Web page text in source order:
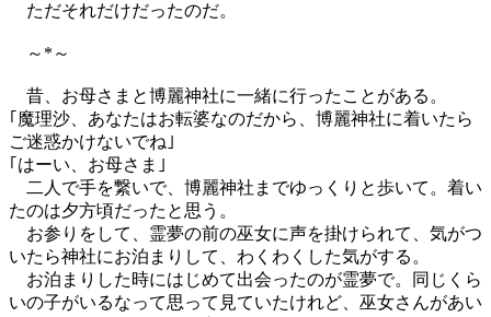
ただそれだけだったのだ。
～*～
昔、お母さまと博麗神社に一緒に行ったことがある。
｢魔理沙、あなたはお転婆なのだから、博麗神社に着いたら
ご迷惑かけないでね｣
｢はーい、お母さま｣
二人で手を繋いで、博麗神社までゆっくりと歩いて。着い
たのは夕方頃だったと思う。
お参りをして、霊夢の前の巫女に声を掛けられて、気がつ
いたら神社にお泊まりして、わくわくした気がする。
お泊まりした時にはじめて出会ったのが霊夢で。同じくら
いの子がいるなって思って見ていたけれど、巫女さんがあい